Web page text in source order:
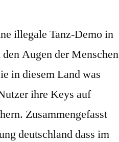
illegale Tanz-Demo in
Augen der Menschen
in diesem Land was
ihre Keys auf
Zusammengefasst
deutschland dass im